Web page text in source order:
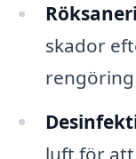
skador
luft för